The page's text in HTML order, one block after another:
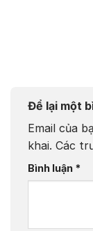
Để lại một
Email của
khai. Các
Bình luận *